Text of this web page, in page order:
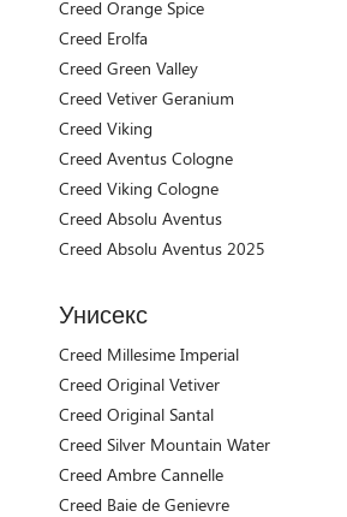
Creed Orange Spice
Creed Erolfa
Creed Green Valley
Creed Vetiver Geranium
Creed Viking
Creed Aventus Cologne
Creed Viking Cologne
Creed Absolu Aventus
Creed Absolu Aventus 2025
Унисекс
Creed Millesime Imperial
Creed Original Vetiver
Creed Original Santal
Creed Silver Mountain Water
Creed Ambre Cannelle
Creed Baie de Genievre